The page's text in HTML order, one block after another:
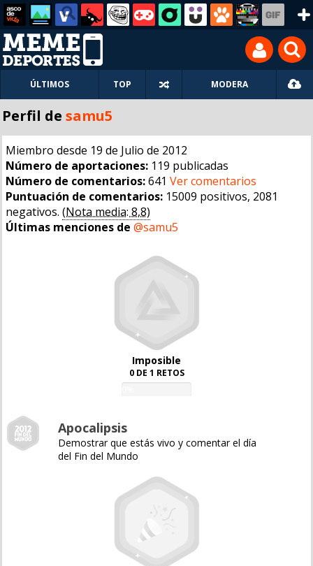
ÚLTIMOS TOP MODERA
Perfil de samu5
Miembro desde 19 de Julio de 2012
Número de aportaciones: 119 publicadas
Número de comentarios:641 Ver comentarios
Puntuación de comentarios: 15009 positivos, 2081
negativos. (Nota media: 8,8)
Últimas menciones de @samu5
Imposible
0 DE 1 RETOS
Apocalipsis
Demostrar que estás vivo y comentar el día
del Fin del Mundo